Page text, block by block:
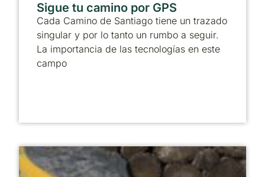
Sigue tu camino por GPS
Cada Camino de Santiago tiene un trazado
singular y por lo tanto un rumbo a seguir.
La importancia de las tecnologías en este
campo